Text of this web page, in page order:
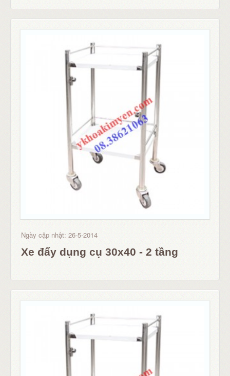
Ngày cập nhật: 26-5-2014
Xe đẩy dụng cụ 30x40 - 2 tầng